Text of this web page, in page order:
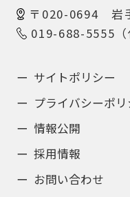
〒020-0694 岩
019-688-5555（
サイトポリシー
プライバシーポリ
情報公開
採用情報
お問い合わせ